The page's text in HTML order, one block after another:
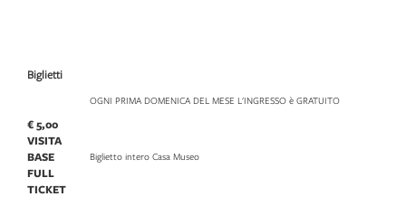
Biglietti
OGNI PRIMA DOMENICA DEL MESE L'INGRESSO è GRATUITO
€ 5,00
VISITA
BASE
FULL
TICKET
Biglietto intero Casa Museo